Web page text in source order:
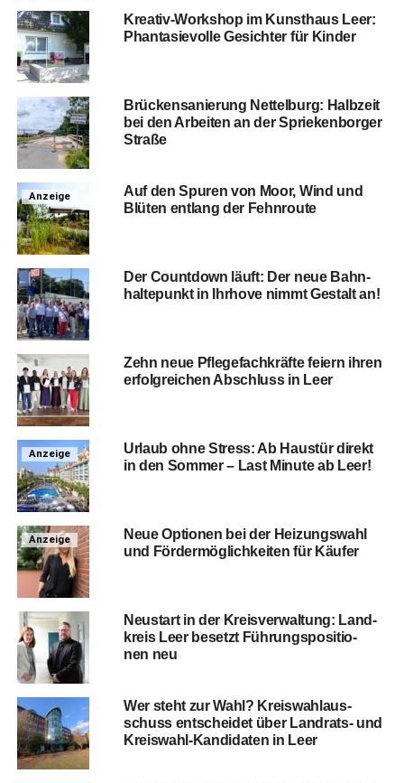
Krea­tiv-Work­shop im Kunst­haus Leer:
Phan­ta­sie­vol­le Gesich­ter für Kinder
Brü­cken­sa­nie­rung Net­tel­burg: Halb­zeit
bei den Arbei­ten an der Sprie­ken­bor­ger
Straße
Anzeige
Auf den Spu­ren von Moor, Wind und
Blü­ten ent­lang der Fehnroute
Der Count­down läuft: Der neue Bahn­
hal­te­punkt in Ihr­ho­ve nimmt Gestalt an!
Zehn neue Pfle­ge­fach­kräf­te fei­ern ihren
erfolg­rei­chen Abschluss in Leer
Anzeige
Urlaub ohne Stress: Ab Haus­tür direkt
in den Som­mer – Last Minu­te ab Leer!
Anzeige
Neue Optio­nen bei der Hei­zungs­wahl
und För­der­mög­lich­kei­ten für Käufer
Neu­start in der Kreis­ver­wal­tung: Land­
kreis Leer besetzt Füh­rungs­po­si­tio­
nen neu
Wer steht zur Wahl? Kreis­wahl­aus­
schuss ent­schei­det über Land­rats- und
Kreis­wahl-Kan­di­da­ten in Leer